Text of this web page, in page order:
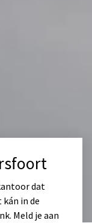
dat
in de
Meld je aan